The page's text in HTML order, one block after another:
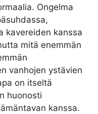
Ongelma
kavereiden kanssa
mitä enemmän
vanhojen ystävien
on itseltä
huonosti
kanssa.